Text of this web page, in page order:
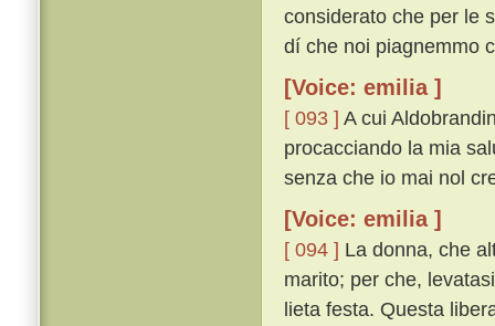
considerato che per le
dí che noi piagnemmo
[Voice: emilia ]
[ 093 ] A cui
procacciando la mia
senza che io mai nol
[Voice: emilia ]
[ 094 ] La donna, che
marito; per che,
lieta festa. Questa